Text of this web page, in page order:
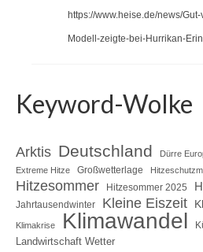
https://www.heise.de/news/
Modell-zeigte-bei-Hurrikan-
Keyword-Wolke
Arktis Deutschland Dürre
Extreme Hitze Großwetterlage
Hitzesommer Hitzesommer 2025
Jahrtausendwinter Kleine Eiszeit
Klimakrise Klimawandel
Landwirtschaft Wetter